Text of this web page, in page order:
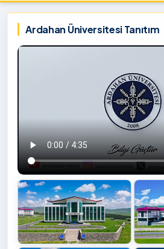
Ardahan Üniversitesi
Ardahan Üniversitesi Tanıtım